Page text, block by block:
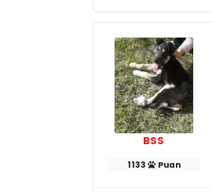
BSS
1133 Puan